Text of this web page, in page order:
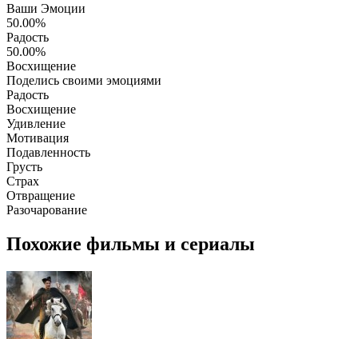
Ваши Эмоции
50.00%
Радость
50.00%
Восхищение
Поделись своими эмоциями
Радость
Восхищение
Удивление
Мотивация
Подавленность
Грусть
Страх
Отвращение
Разочарование
Похожие фильмы и сериалы